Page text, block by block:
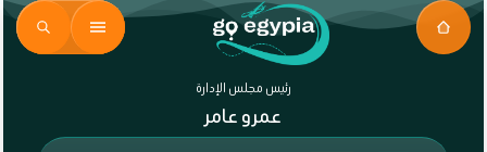
رئيس مجلس الإدارة
عمرو عامر